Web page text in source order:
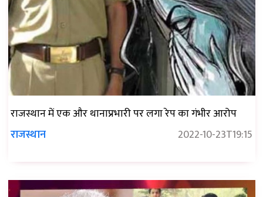
राजस्थान में एक और थानाप्रभारी पर लगा रेप का गंभीर आरोप
राजस्थान
2022-10-23T19:15